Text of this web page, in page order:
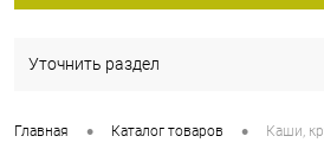
Уточнить раздел
Главная • Каталог товаров • Каши,